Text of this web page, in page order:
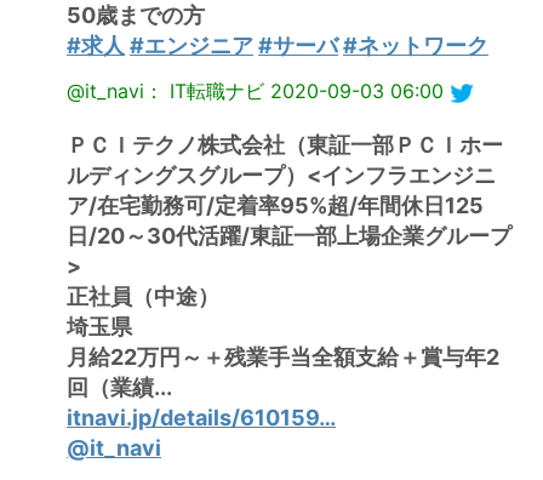
50歳までの方
#求人 #エンジニア#サーバ#ネットワーク
@it_navi： IT転職ナビ 2020-09-03 06:00
ＰＣＩテクノ株式会社（東証一部ＰＣＩホー
ルディングスグループ）<インフラエンジニ
ア/在宅勤務可/定着率95%超/年間休日125
日/20～30代活躍/東証一部上場企業グループ
>
正社員（中途）
埼玉県
月給22万円～＋残業手当全額支給＋賞与年2
回（業績...
itnavi.jp/details/610159…
@it_navi